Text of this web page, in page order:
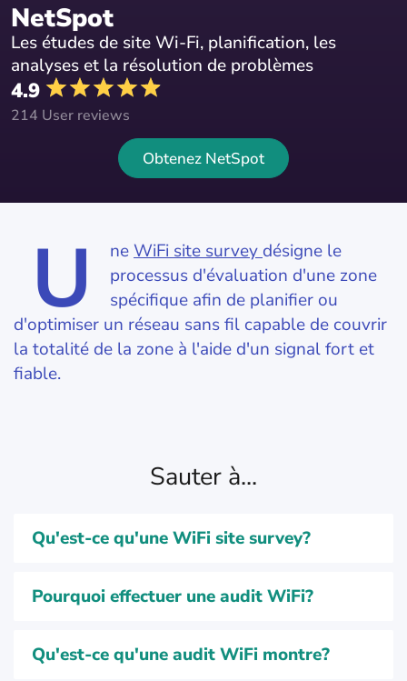
NetSpot
Les études de site Wi-Fi, planification, les
analyses et la résolution de problèmes
4.9
214 User reviews
Obtenez NetSpot
U neWiFi site survey désigne le
processus d'évaluation d'une zone
spécifique afin de planifier ou
d'optimiser un réseau sans fil capable de couvrir
la totalité de la zone à l'aide d'un signal fort et
fiable.
Sauter à...
Qu'est-ce qu'une WiFi site survey?
Pourquoi effectuer une audit WiFi?
Qu'est-ce qu'une audit WiFi montre?